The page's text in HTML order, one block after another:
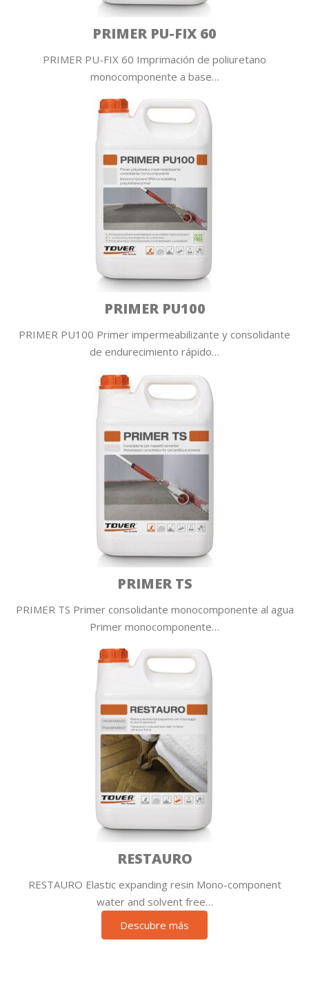
PRIMER PU-FIX 60
PRIMER PU-FIX 60 Imprimación de poliuretano
monocomponente a base…
PRIMER PU100
PRIMER PU100 Primer impermeabilizante y consolidante
de endurecimiento rápido…
PRIMER TS
PRIMER TS Primer consolidante monocomponente al agua
Primer monocomponente…
RESTAURO
RESTAURO Elastic expanding resin Mono-component
water and solvent free…
Descubre más